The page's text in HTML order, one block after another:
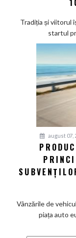
Tradiția și viitorul
startul
august 07,
Vânzările de
piața auto